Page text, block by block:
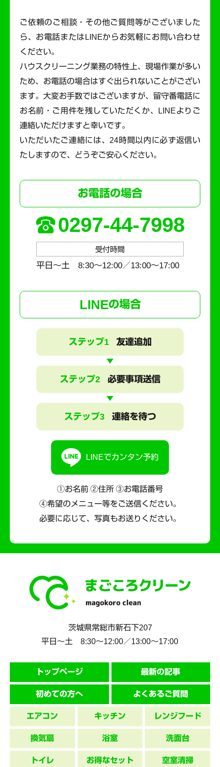
ご依頼のご相談・その他ご質問等がございました
ら、お電話またはLINEからお気軽にお問い合わせ
ください。
ハウスクリーニング業務の特性上、現場作業が多い
ため、お電話の場合はすぐ出られないことがござい
ます。 大変お手数ではございますが、留守番電話に
お名前・ご用件を残していただくか、LINEよりご
連絡いただけますと幸いです。
いただいたご連絡には、24時間以内に必ず返信い
たしますので、どうぞご安心ください。
お電話の場合
0297-44-7998
受付時間
平日～土 8:30〜12:00／13:00〜17:00
LINEの場合
ステップ1 友達追加
ステップ2 必要事項送信
ステップ3 連絡を待つ
LINEでカンタン予約
①お名前 ②住所 ③お電話番号
④希望のメニュー等をご送信ください。
必要に応じて、写真もお送りください。
茨城県常総市新石下207
平日～土 8:30〜12:00／13:00〜17:00
トップページ 最新の記事
初めての方へ よくあるご質問
エアコン キッチン レンジフード
換気扇 浴室 洗面台
トイレ お得なセット 空室清掃